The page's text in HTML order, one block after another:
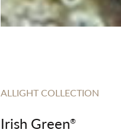
ALLIGHT COLLECTION
Irish Green®